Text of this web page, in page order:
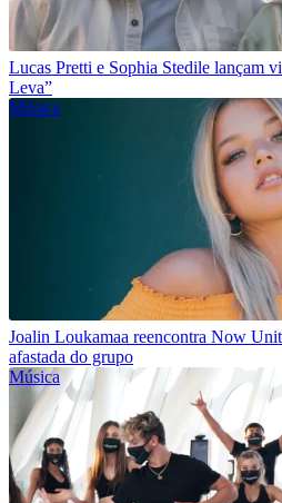
Lucas Pretti e Sophia Stedile lançam
Leva”
Música
Joalin Loukamaa reencontra Now
afastada do grupo
Música